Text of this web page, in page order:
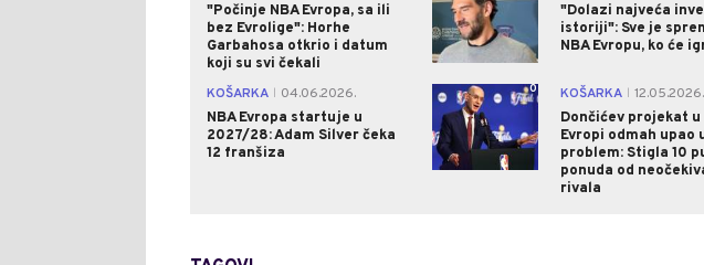
"Počinje NBA Evropa, sa ili
bez Evrolige": Horhe
Garbahosa otkrio i datum
koji su svi čekali
"Dolazi najveća
istoriji": Sve je
NBA Evropu, ko će
KOŠARKA
04.06.2026.
NBA Evropa startuje u
2027/28: Adam Silver čeka
12 franšiza
0 KOŠARKA
12.05.2026.
Dončićev projekat u
Evropi odmah upao
problem: Stigla 10
ponuda od
rivala